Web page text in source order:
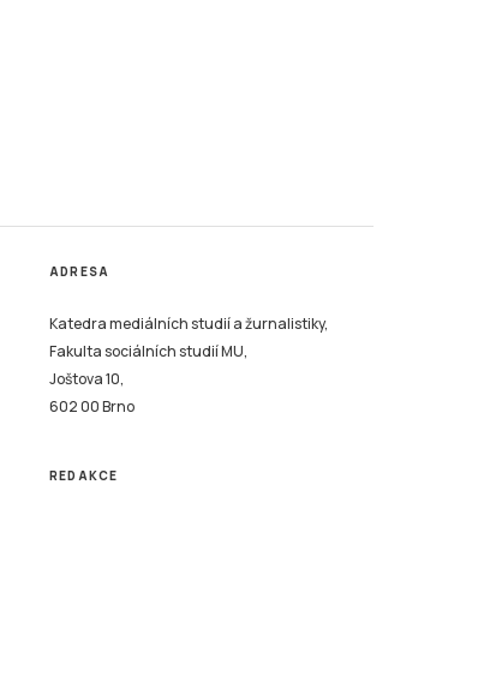
ADRESA
Katedra mediálních studií a žurnalistiky,
Fakulta sociálních studií MU,
Joštova 10,
602 00 Brno
REDAKCE